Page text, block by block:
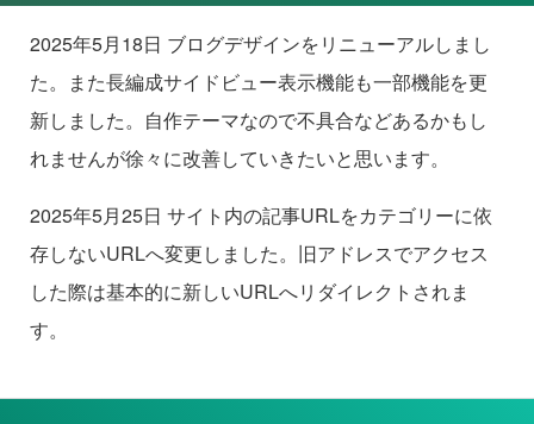
2025年5月18日 ブログデザインをリニューアルしまし
た。また長編成サイドビュー表示機能も一部機能を更
新しました。自作テーマなので不具合などあるかもし
れませんが徐々に改善していきたいと思います。
2025年5月25日 サイト内の記事URLをカテゴリーに依
存しないURLへ変更しました。旧アドレスでアクセス
した際は基本的に新しいURLへリダイレクトされま
す。